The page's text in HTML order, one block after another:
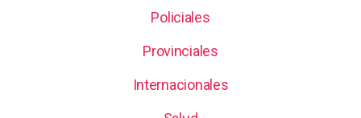
Policiales
Provinciales
Internacionales